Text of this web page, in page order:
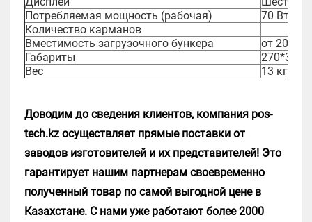
Потребляемая мощность (рабочая)
70 Вт
Количество карманов
Вместимость загрузочного бункера
от 2000
Габариты
Вес
13 кг
Доводим до сведения клиентов, компания pos-
tech.kz осуществляет прямые поставки от
заводов изготовителей и их представителей! Это
гарантирует нашим партнерам своевременно
полученный товар по самой выгодной цене в
Казахстане. С нами уже работают более 2000